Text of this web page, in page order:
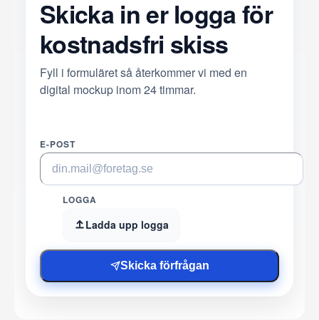
Skicka in er logga för
kostnadsfri skiss
Fyll i formuläret så återkommer vi med en
digital mockup inom 24 timmar.
E-POST
LOGGA
Ladda upp logga
Skicka förfrågan